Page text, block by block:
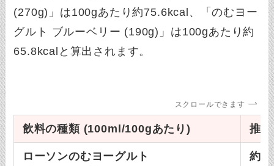
(270g)」は100gあたり約75.6kcal、「のむヨー
グルト ブルーベリー (190g)」は100gあたり約
65.8kcalと算出されます。
スクロールできます
飲料の種類 (100ml/100gあたり) 推
ローソンのむヨーグルト
約